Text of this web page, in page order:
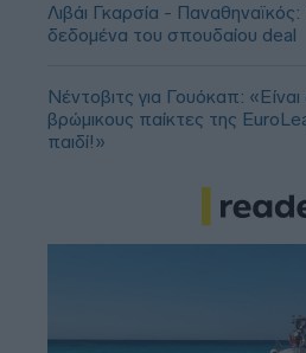
Λιβάι Γκαρσία - Παναθηναϊκός:
δεδομένα του σπουδαίου deal
Νέντοβιτς για Γουόκαπ:
βρώμικους παίκτες της
παιδί!»